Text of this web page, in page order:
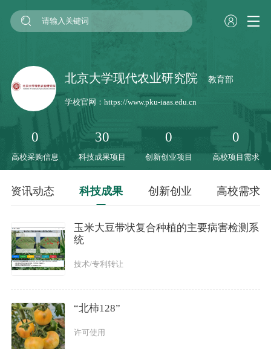
北京大学现代农业研究院 教育部
学校官网： https://www.pku-iaas.edu.cn
0
高校采购信息
30
科技成果项目
0
创新创业项目
0
高校项目需求
资讯动态 科技成果 创新创业 高校需求
玉米大豆带状复合种植的主要病害检测系
统
技术/专利转让
“北柿128”
许可使用